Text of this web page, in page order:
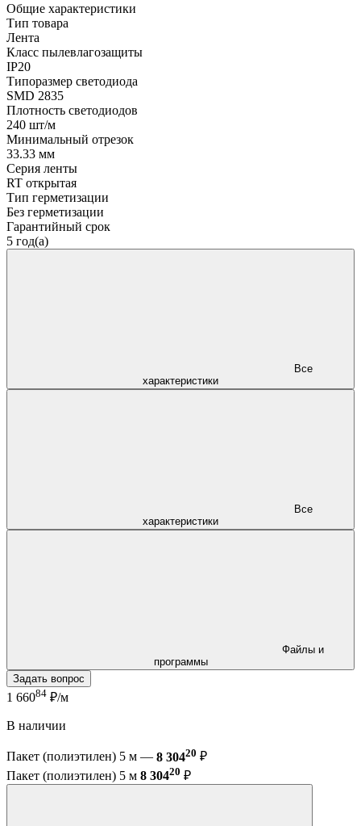
Общие характеристики
Тип товара
Лента
Класс пылевлагозащиты
IP20
Типоразмер светодиода
SMD 2835
Плотность светодиодов
240 шт/м
Минимальный отрезок
33.33 мм
Серия ленты
RT открытая
Тип герметизации
Без герметизации
Гарантийный срок
5 год(а)
характеристики
характеристики
программы
Задать вопрос
1 66084 ₽/м
В наличии
Пакет (полиэтилен) 5 м — 8 30420 ₽
Пакет (полиэтилен) 5 м 8 30420 ₽